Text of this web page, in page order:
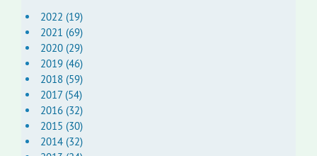
2022 (19)
2021 (69)
2020 (29)
2019 (46)
2018 (59)
2017 (54)
2016 (32)
2015 (30)
2014 (32)